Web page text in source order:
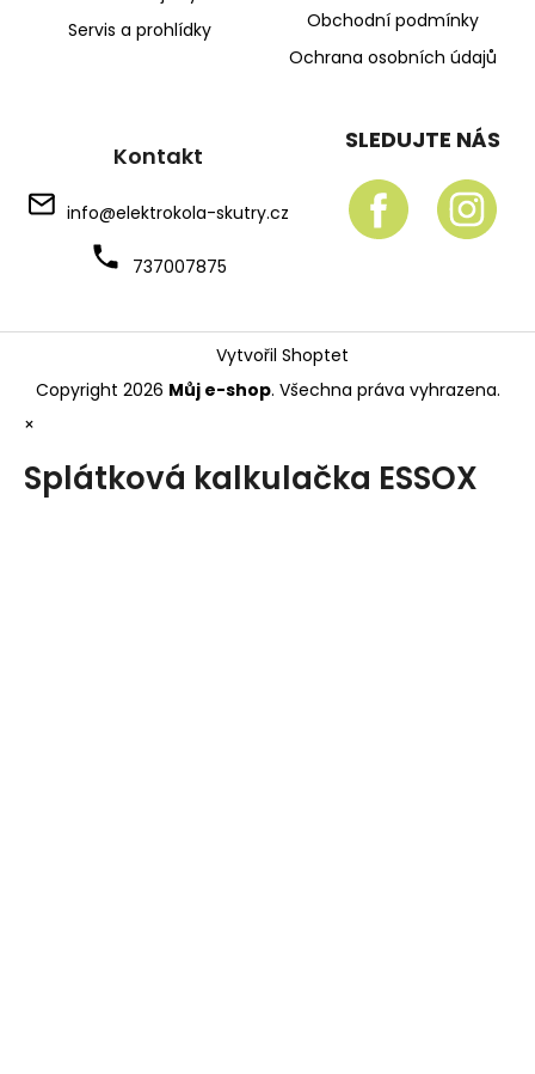
Servis a prohlídky
Obchodní podmínky
Ochrana osobních údajů
Kontakt
info@elektrokola-skutry.cz
737007875
SLEDUJTE NÁS
Vytvořil Shoptet
Copyright 2026 Můj e-shop. Všechna práva vyhrazena.
×
Splátková kalkulačka ESSOX